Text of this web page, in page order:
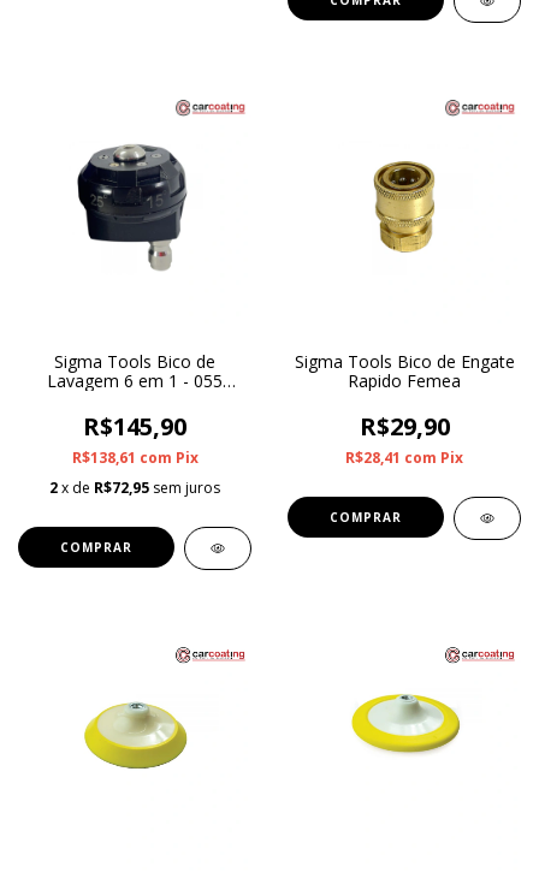
Sigma Tools Bico de
Lavagem 6 em 1 - 055
R$145,90
R$138,61 com Pix
2x de R$72,95 sem juros
Sigma Tools Bico de Engate
Rapido Femea
R$29,90
R$28,41 com Pix